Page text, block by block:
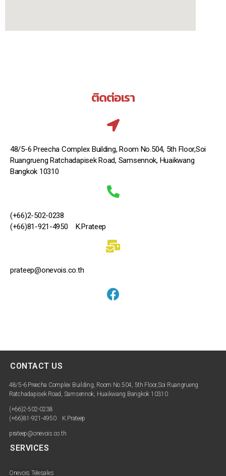
ติดต่อเรา
48/5-6 Preecha Complex Building, Room No.504, 5th Floor,Soi
Ruangrueng Ratchadapisek Road, Samsennok, Huaikwang
Bangkok 10310
(+66)2-502-0238
(+66)81-921-4950 K.Prateep
prateep@onevois.co.th
CONTACT US
48/5-6 Preecha Complex Building, Room No.504, 5th Floor,Soi Ruangrueng
Ratchadapisek Road, Samsennok, Huaikwang Bangkok 10310
(+66)2-502-0238
(+66)81-921-4950 K.Prateep
prateep@onevois.co.th
SERVICES
Onevois Telesales